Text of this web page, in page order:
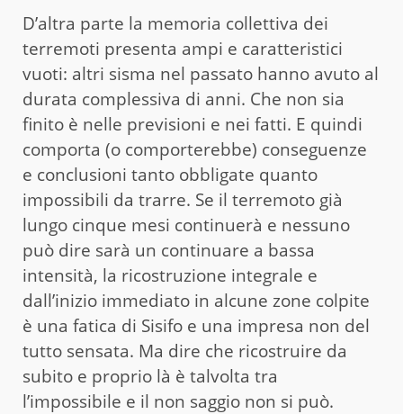
D’altra parte la memoria collettiva dei
terremoti presenta ampi e caratteristici
vuoti: altri sisma nel passato hanno avuto al
durata complessiva di anni. Che non sia
finito è nelle previsioni e nei fatti. E quindi
comporta (o comporterebbe) conseguenze
e conclusioni tanto obbligate quanto
impossibili da trarre. Se il terremoto già
lungo cinque mesi continuerà e nessuno
può dire sarà un continuare a bassa
intensità, la ricostruzione integrale e
dall’inizio immediato in alcune zone colpite
è una fatica di Sisifo e una impresa non del
tutto sensata. Ma dire che ricostruire da
subito e proprio là è talvolta tra
l’impossibile e il non saggio non si può.